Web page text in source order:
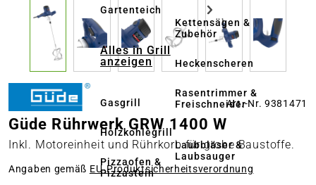
Gartenteich
Alles in Grill
anzeigen
Gasgrill
Holzkohlegrill
Pizzaofen &
Pizzastein
Kettensägen &
Zubehör
Heckenscheren
Rasentrimmer &
Freischneider
Laubbläser &
Laubsauger
Art.-Nr. 9381471
Güde Rührwerk GRW 1400 W
Inkl. Motoreinheit und Rührkorb für grobe Baustoffe.
Angaben gemäß EU‑Produktsicherheitsverordnung